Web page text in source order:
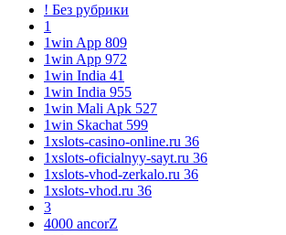
! Без рубрики
1
1win App 809
1win App 972
1win India 41
1win India 955
1win Mali Apk 527
1win Skachat 599
1xslots-casino-online.ru 36
1xslots-oficialnyy-sayt.ru 36
1xslots-vhod-zerkalo.ru 36
1xslots-vhod.ru 36
3
4000 ancorZ